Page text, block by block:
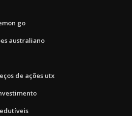
go
australiano
de ações utx